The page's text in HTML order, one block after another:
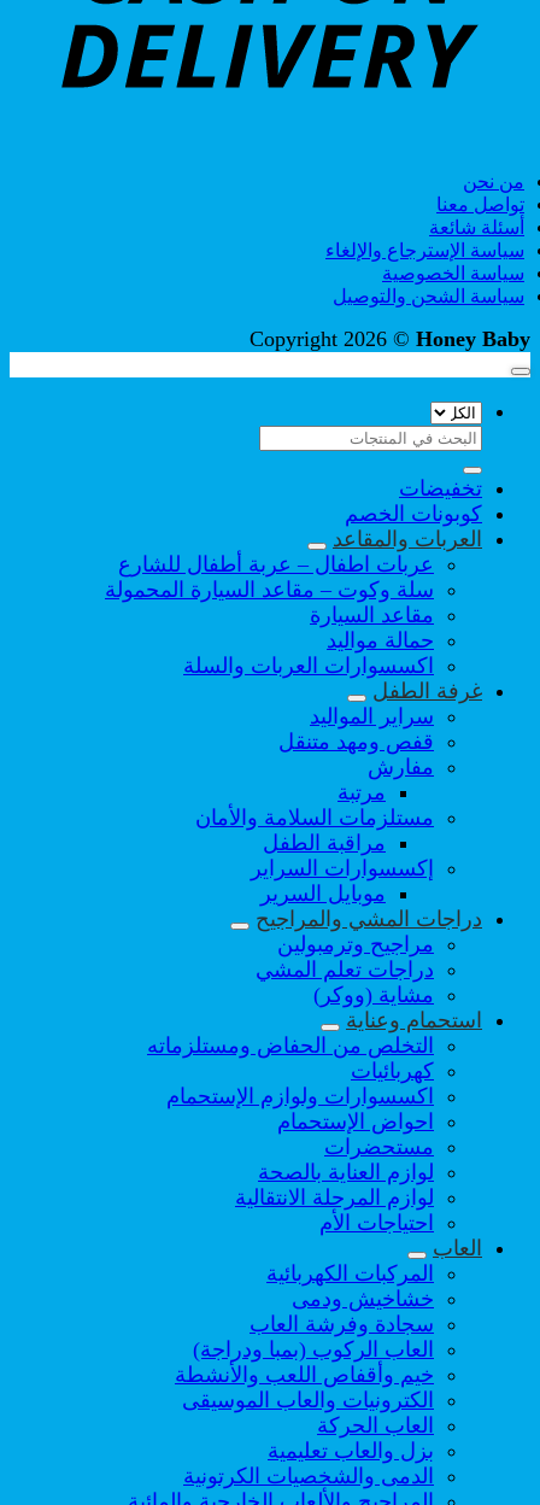
من نحن
تواصل معنا
أسئلة شائعة
سياسة الإسترجاع والإلغاء
سياسة الخصوصية
سياسة الشحن والتوصيل
Copyright 2026 © Honey Baby
البحث
تخفيضات
كوبونات الخصم
العربات والمقاعد
عربات اطفال – عربة أطفال للشارع
سلة وكوت – مقاعد السيارة المحمولة
مقاعد السيارة
حمالة مواليد
اكسسوارات العربات والسلة
غرفة الطفل
سراير المواليد
قفص ومهد متنقل
مفارش
مرتبة
مستلزمات السلامة والأمان
مراقبة الطفل
إكسسوارات السراير
موبايل السرير
دراجات المشي والمراجيح
مراجيح وترمبولين
دراجات تعلم المشي
مشاية (ووكر)
استحمام وعناية
التخلص من الحفاض ومستلزماته
كهربائيات
اكسسوارات ولوازم الإستحمام
احواض الإستحمام
مستحضرات
لوازم العناية بالصحة
لوازم المرحلة الانتقالية
احتياجات الأم
العاب
المركبات الكهربائية
خشاخيش ودمى
سجادة وفرشة العاب
العاب الركوب (بمبا ودراجة)
خيم وأقفاص اللعب والأنشطة
الكترونيات والعاب الموسيقى
العاب الحركة
بزل والعاب تعليمية
الدمى والشخصيات الكرتونية